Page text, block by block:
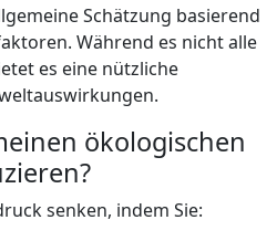
Schätzung basierend
Während es nicht alle
es eine nützliche
ökologischen
senken, indem Sie: